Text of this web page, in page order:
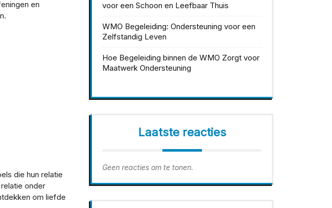
en
die hun relatie
onder
om liefde
voor een Schoon en Leefbaar Thuis
WMO Begeleiding: Ondersteuning voor een
Zelfstandig Leven
Hoe Begeleiding binnen de WMO Zorgt voor
Maatwerk Ondersteuning
Laatste reacties
Geen reacties om te tonen.